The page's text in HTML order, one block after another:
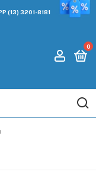
(13) 3201-8181
0